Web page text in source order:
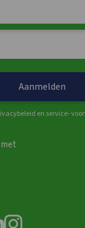
en service-